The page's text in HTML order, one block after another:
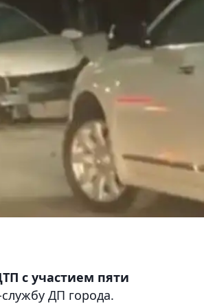
с участием пяти
ДП города.